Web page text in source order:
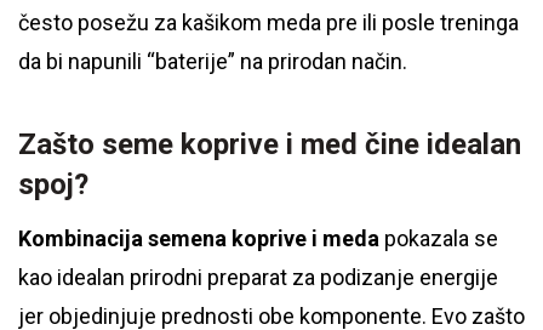
često posežu za kašikom meda pre ili posle treninga
da bi napunili “baterije” na prirodan način.
Zašto seme koprive i med čine idealan
spoj?
Kombinacija semena koprive i meda pokazala se
kao idealan prirodni preparat za podizanje energije
jer objedinjuje prednosti obe komponente. Evo zašto